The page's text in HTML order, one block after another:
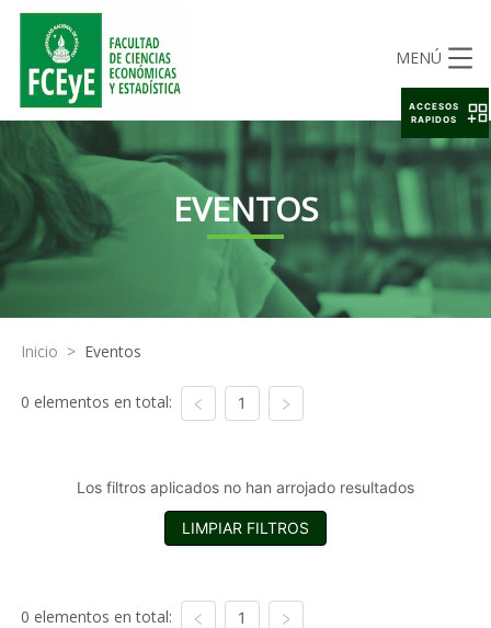
MENÚ
EVENTOS
Inicio > Eventos
0 elementos en total: 1
Los filtros aplicados no han arrojado resultados
LIMPIAR FILTROS
0 elementos en total: 1
ACCESOS
RAPIDOS